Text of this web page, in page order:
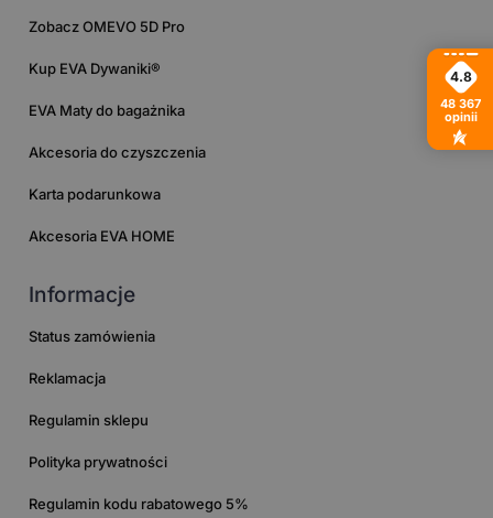
Zobacz OMEVO 5D Pro
Kup EVA Dywaniki®
EVA Maty do bagażnika
Akcesoria do czyszczenia
Karta podarunkowa
Akcesoria EVA HOME
Informacje
Status zamówienia
Reklamacja
Regulamin sklepu
Polityka prywatności
Regulamin kodu rabatowego 5%
4.8
48 367
opinii